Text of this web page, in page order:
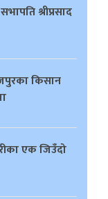
श्रीप्रसाद
किसान
एक जिउँदो